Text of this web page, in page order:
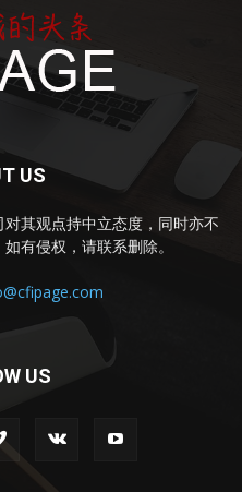
US
其观点持中立态度，同时亦不
有侵权，请联系删除。
US